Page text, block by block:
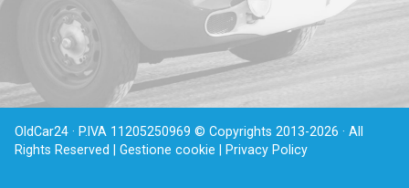
OldCar24 · P.IVA 11205250969 © Copyrights 2013-2026 · All
Rights Reserved | Gestione cookie | Privacy Policy